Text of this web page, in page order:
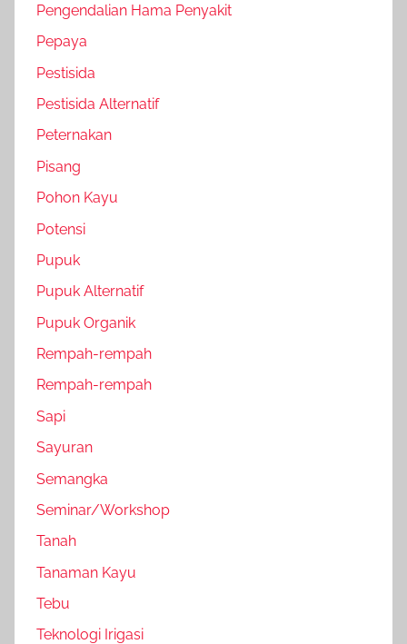
Pengendalian Hama Penyakit
Pepaya
Pestisida
Pestisida Alternatif
Peternakan
Pisang
Pohon Kayu
Potensi
Pupuk
Pupuk Alternatif
Pupuk Organik
Rempah-rempah
Rempah-rempah
Sapi
Sayuran
Semangka
Seminar/Workshop
Tanah
Tanaman Kayu
Tebu
Teknologi Irigasi